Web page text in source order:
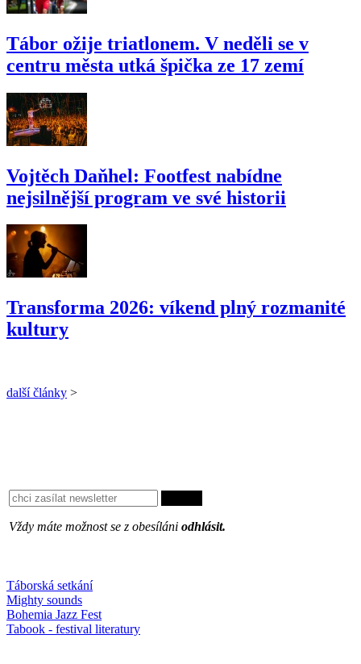
Tábor ožije triatlonem. V neděli se v
centru města utká špička ze 17 zemí
Vojtěch Daňhel: Footfest nabídne
nejsilnější program ve své historii
Transforma 2026: víkend plný rozmanité
kultury
další články >
Vždy máte možnost se z obesíláni odhlásit.
Táborská setkání
Mighty sounds
Bohemia Jazz Fest
Tabook - festival literatury